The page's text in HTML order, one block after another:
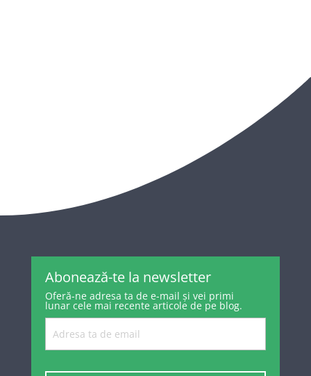
Abonează-te la newsletter
Oferă-ne adresa ta de e-mail și vei primi
lunar cele mai recente articole de pe blog.